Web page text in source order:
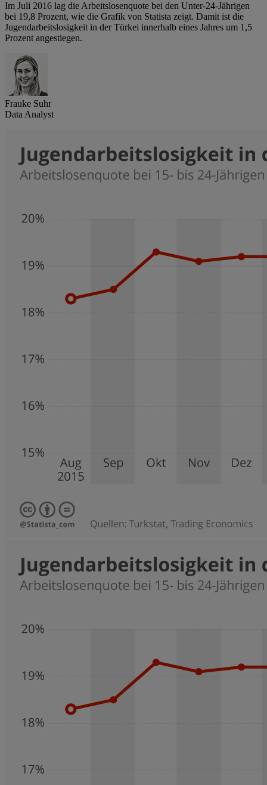
Im Juli 2016 lag die Arbeitslosenquote bei den Unter-24-Jährigen
bei 19,8 Prozent, wie die Grafik von Statista zeigt. Damit ist die
Jugendarbeitslosigkeit in der Türkei innerhalb eines Jahres um 1,5
Prozent angestiegen.
Frauke Suhr
Data Analyst